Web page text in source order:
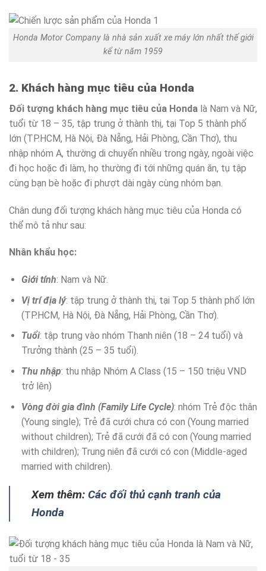
Honda Motor Company là nhà sản xuất xe máy lớn nhất thế giới
kể từ năm 1959
2. Khách hàng mục tiêu của Honda
Đối tượng khách hàng mục tiêu của Honda là Nam và Nữ,
tuổi từ 18 – 35, tập trung ở thành thị, tại Top 5 thành phố
lớn (TP.HCM, Hà Nội, Đà Nẵng, Hải Phòng, Cần Thơ), thu
nhập nhóm A, thường di chuyển nhiều trong ngày, ngoài việc
đi học hoặc đi làm, họ thường đi tới những quán ăn, tụ tập
cùng bạn bè hoặc đi phượt dài ngày cùng nhóm bạn.
Chân dung đối tượng khách hàng mục tiêu của Honda có
thể mô tả như sau:
Nhân khẩu học:
Giới tính: Nam và Nữ.
Vị trí địa lý: tập trung ở thành thị, tại Top 5 thành phố lớn
(TP.HCM, Hà Nội, Đà Nẵng, Hải Phòng, Cần Thơ).
Tuổi: tập trung vào nhóm Thanh niên (18 – 24 tuổi) và
Trưởng thành (25 – 35 tuổi).
Thu nhập: thu nhập Nhóm A Class (15 – 150 triệu VND
trở lên)
Vòng đời gia đình (Family Life Cycle): nhóm Trẻ độc thân
(Young single); Trẻ đã cưới chưa có con (Young married
without children); Trẻ đã cưới đã có con (Young married
with children); Trung niên đã cưới có con (Middle-aged
married with children).
Xem thêm: Các đối thủ cạnh tranh của
Honda